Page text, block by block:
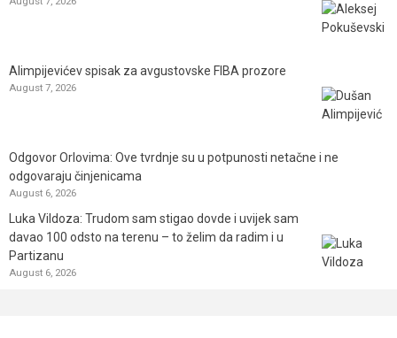
Alimpijevićev spisak za avgustovske FIBA prozore
August 7, 2026
Odgovor Orlovima: ​Ove tvrdnje su u potpunosti netačne i ne
odgovaraju činjenicama
August 6, 2026
Luka Vildoza: Trudom sam stigao dovde i uvijek sam
davao 100 odsto na terenu – to želim da radim i u
Partizanu
August 6, 2026